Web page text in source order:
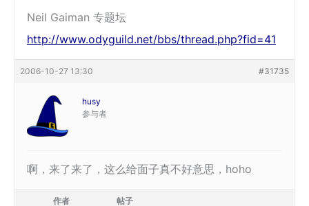
Neil Gaiman 专题坛
http://www.odyguild.net/bbs/thread.php?fid=41
2006-10-27 13:30 #31735
husy
参与者
啊，来了来了，这么给面子真不好意思，hoho
作者 帖子